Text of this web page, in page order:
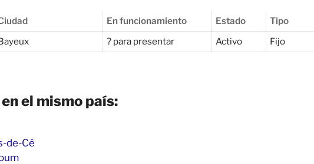
En funcionamiento Estado
Tipo
? para presentar Activo Fijo
el mismo país:
de-Cé